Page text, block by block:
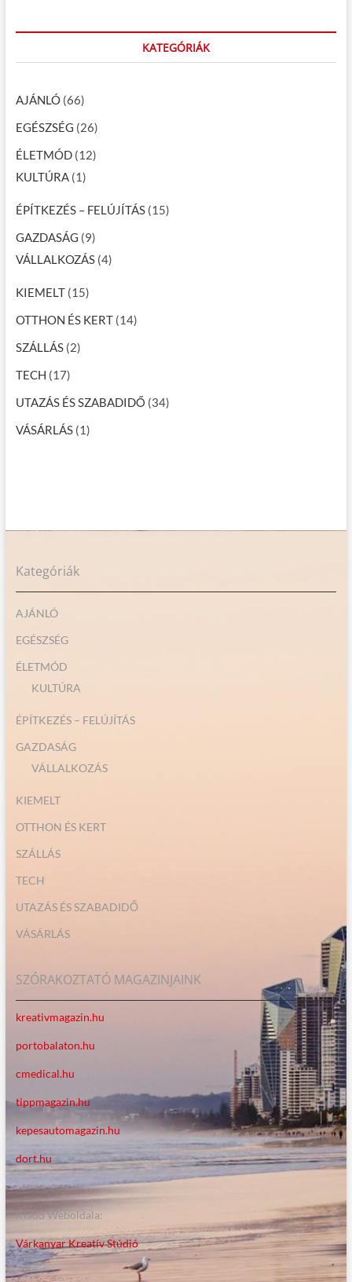
KATEGÓRIÁK
AJÁNLÓ(66)
EGÉSZSÉG (26)
ÉLETMÓD(12)
KULTÚRA(1)
ÉPÍTKEZÉS – FELÚJÍTÁS(15)
GAZDASÁG (9)
VÁLLALKOZÁS(4)
KIEMELT(15)
OTTHON ÉS KERT(14)
SZÁLLÁS(2)
TECH (17)
UTAZÁS ÉS SZABADIDŐ (34)
VÁSÁRLÁS(1)
Kategóriák
AJÁNLÓ
EGÉSZSÉG
ÉLETMÓD
KULTÚRA
ÉPÍTKEZÉS – FELÚJÍTÁS
GAZDASÁG
VÁLLALKOZÁS
KIEMELT
OTTHON ÉS KERT
SZÁLLÁS
TECH
UTAZÁS ÉS SZABADIDŐ
VÁSÁRLÁS
SZÓRAKOZTATÓ MAGAZINJAINK
kreativmagazin.hu
portobalaton.hu
cmedical.hu
tippmagazin.hu
kepesautomagazin.hu
dort.hu
Kiadó Weboldala:
Várkanyar Kreatív Stúdió